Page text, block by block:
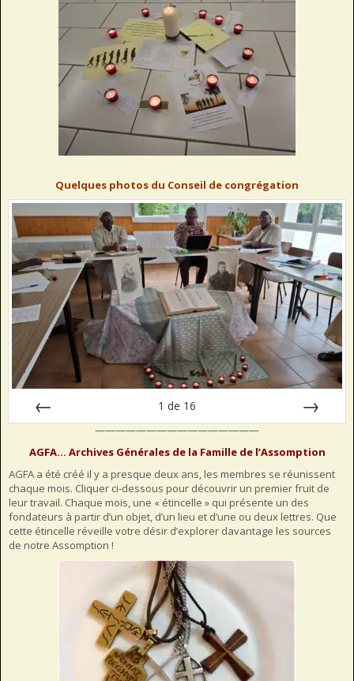
..
Quelques photos du Conseil de congrégation
1 de 16
————————————————
AGFA… Archives Générales de la Famille de l’Assomption
AGFA a été créé il y a presque deux ans, les membres se réunissent
chaque mois. Cliquer ci-dessous pour découvrir un premier fruit de
leur travail. Chaque mois, une « étincelle » qui présente un des
fondateurs à partir d’un objet, d’un lieu et d’une ou deux lettres. Que
cette étincelle réveille votre désir d’explorer davantage les sources
de notre Assomption !